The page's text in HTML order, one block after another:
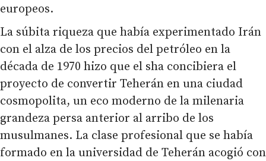
europeos.
La súbita riqueza que había experimentado Irán
con el alza de los precios del petróleo en la
década de 1970 hizo que el sha concibiera el
proyecto de convertir Teherán en una ciudad
cosmopolita, un eco moderno de la milenaria
grandeza persa anterior al arribo de los
musulmanes. La clase profesional que se había
formado en la universidad de Teherán acogió con